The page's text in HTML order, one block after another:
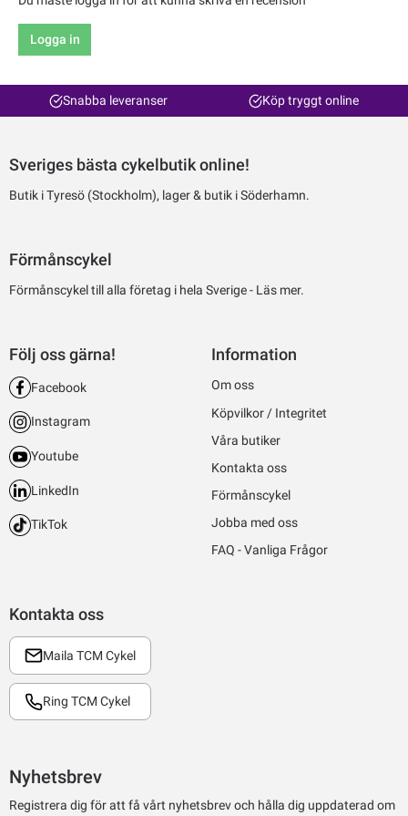
Logga in
Snabba leveranser Köp tryggt online
Sveriges bästa cykelbutik online!
Butik i Tyresö (Stockholm), lager & butik i Söderhamn.
Förmånscykel
Förmånscykel till alla företag i hela Sverige - Läs mer.
Kontakta oss
Maila TCM Cykel
Ring TCM Cykel
Följ oss gärna!
Facebook
Instagram
Youtube
LinkedIn
TikTok
Information
Om oss
Köpvilkor / Integritet
Våra butiker
Kontakta oss
Förmånscykel
Jobba med oss
FAQ - Vanliga Frågor
Nyhetsbrev
Registrera dig för att få vårt nyhetsbrev och hålla dig uppdaterad om